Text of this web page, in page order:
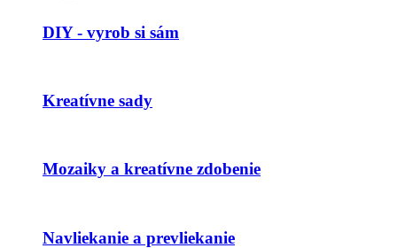
DIY - vyrob si sám
Kreatívne sady
Mozaiky a kreatívne zdobenie
Navliekanie a prevliekanie